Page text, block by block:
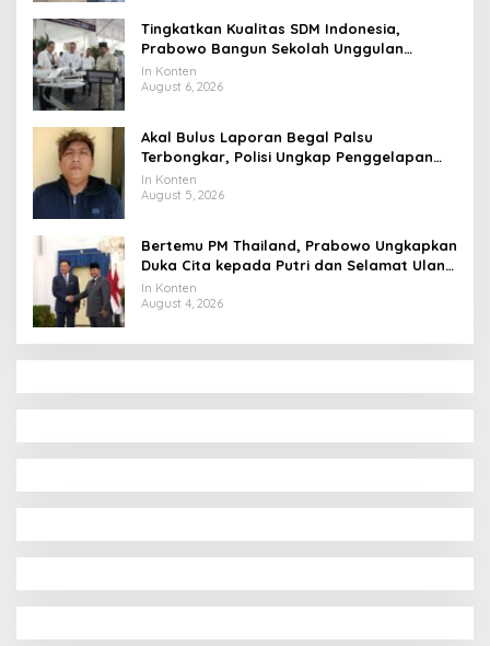
Tingkatkan Kualitas SDM Indonesia,
Prabowo Bangun Sekolah Unggulan
hingga Undang Universitas Terbaik Dunia
In Konten
August 6, 2026
Akal Bulus Laporan Begal Palsu
Terbongkar, Polisi Ungkap Penggelapan
Uang Perusahaan untuk Crypto
In Konten
August 5, 2026
Bertemu PM Thailand, Prabowo Ungkapkan
Duka Cita kepada Putri dan Selamat Ulang
Tahun ke Raja Thailand
In Konten
August 4, 2026